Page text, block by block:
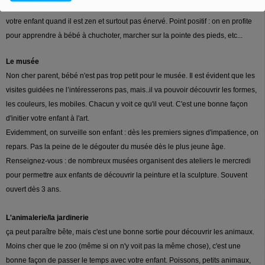
votre enfant quand il est zen et surtout pas énervé. Point positif : on en profite
pour apprendre à bébé à chuchoter, marcher sur la pointe des pieds, etc...
Le musée
Non cher parent, bébé n'est pas trop petit pour le musée. Il est évident que les
visites guidées ne l’intéresserons pas, mais..il va pouvoir découvrir les formes,
les couleurs, les mobiles. Chacun y voit ce qu'il veut. C'est une bonne façon
d'initier votre enfant à l'art.
Evidemment, on surveille son enfant : dès les premiers signes d'impatience, on
repars. Pas la peine de le dégouter du musée dès le plus jeune âge.
Renseignez-vous : de nombreux musées organisent des ateliers le mercredi
pour permettre aux enfants de découvrir la peinture et la sculpture. Souvent
ouvert dès 3 ans.
L'animalerie/la jardinerie
ça peut paraître bête, mais c'est une bonne sortie pour découvrir les animaux.
Moins cher que le zoo (même si on n'y voit pas la même chose), c'est une
bonne façon de passer le temps avec votre enfant. Poissons, petits animaux,